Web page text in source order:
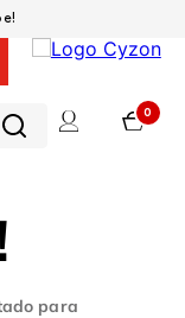
0
para